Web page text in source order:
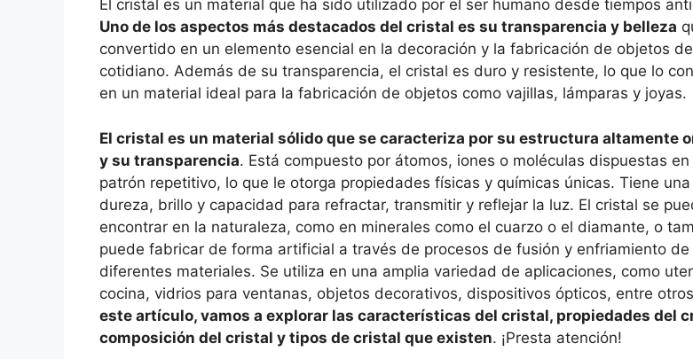
El cristal es un material que ha sido utilizado por el ser humano desde tiempos
Uno de los aspectos más destacados del cristal es su transparencia y belleza
convertido en un elemento esencial en la decoración y la fabricación de objetos
cotidiano. Además de su transparencia, el cristal es duro y resistente, lo que lo
en un material ideal para la fabricación de objetos como vajillas, lámparas y joyas.
El cristal es un material sólido que se caracteriza por su estructura altamente
y su transparencia. Está compuesto por átomos, iones o moléculas dispuestas en
patrón repetitivo, lo que le otorga propiedades físicas y químicas únicas. Tiene
dureza, brillo y capacidad para refractar, transmitir y reflejar la luz. El cristal se
encontrar en la naturaleza, como en minerales como el cuarzo o el diamante, o
puede fabricar de forma artificial a través de procesos de fusión y enfriamiento de
diferentes materiales. Se utiliza en una amplia variedad de aplicaciones, como
cocina, vidrios para ventanas, objetos decorativos, dispositivos ópticos, entre
este artículo, vamos a explorar las características del cristal, propiedades del
composición del cristal y tipos de cristal que existen. ¡Presta atención!